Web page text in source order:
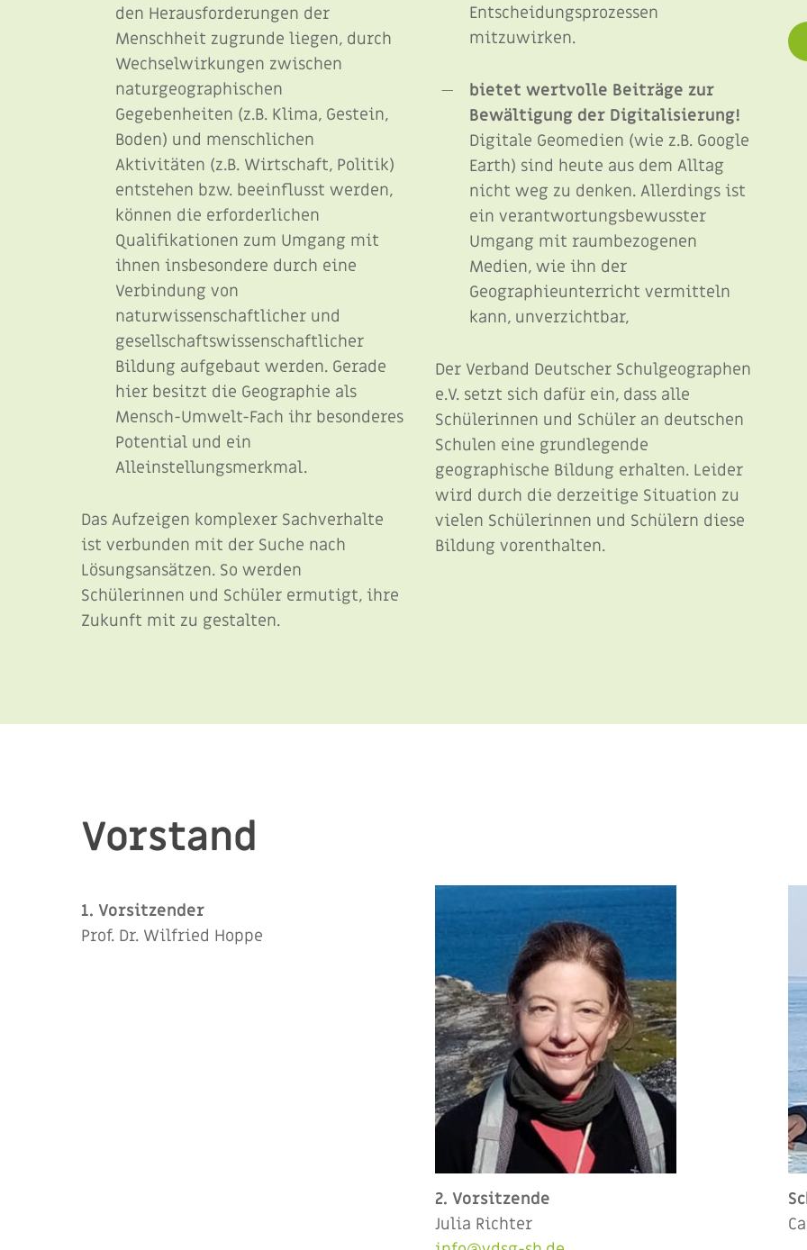
den Herausforderungen der
Menschheit zugrunde liegen, durch
Wechselwirkungen zwischen
naturgeographischen
Gegebenheiten (z.B. Klima, Gestein,
Boden) und menschlichen
Aktivitäten (z.B. Wirtschaft, Politik)
entstehen bzw. beeinflusst werden,
können die erforderlichen
Qualifikationen zum Umgang mit
ihnen insbesondere durch eine
Verbindung von
naturwissenschaftlicher und
gesellschaftswissenschaftlicher
Bildung aufgebaut werden. Gerade
hier besitzt die Geographie als
Mensch-Umwelt-Fach ihr besonderes
Potential und ein
Alleinstellungsmerkmal.
Das Aufzeigen komplexer Sachverhalte
ist verbunden mit der Suche nach
Lösungsansätzen. So werden
Schülerinnen und Schüler ermutigt, ihre
Zukunft mit zu gestalten.
Entscheidungsprozessen
mitzuwirken.
bietet wertvolle Beiträge zur
Bewältigung der Digitalisierung!
Digitale Geomedien (wie z.B. Google
Earth) sind heute aus dem Alltag
nicht weg zu denken. Allerdings ist
ein verantwortungsbewusster
Umgang mit raumbezogenen
Medien, wie ihn der
Geographieunterricht vermitteln
kann, unverzichtbar,
Der Verband Deutscher Schulgeographen
e.V. setzt sich dafür ein, dass alle
Schülerinnen und Schüler an deutschen
Schulen eine grundlegende
geographische Bildung erhalten. Leider
wird durch die derzeitige Situation zu
vielen Schülerinnen und Schülern diese
Bildung vorenthalten.
Vorstand
1. Vorsitzender
Prof. Dr. Wilfried Hoppe
2. Vorsitzende
Julia Richter